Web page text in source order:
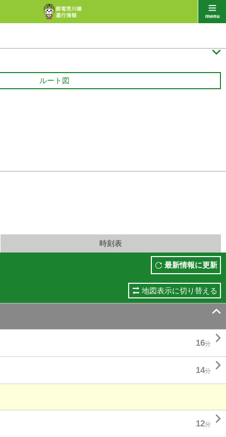

ルート図
時刻表
最新情報に更新
地図表示に切り替える

16分 
14分 
12分 